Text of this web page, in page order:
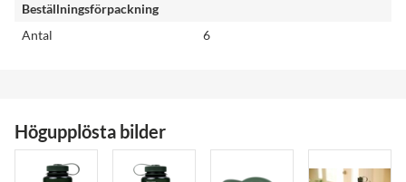
Beställningsförpackning
Antal
6
Högupplösta bilder